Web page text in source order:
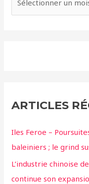
ARTICLES
Iles Feroe –
baleiniers ; le grind
L’industrie chinoise
continue son